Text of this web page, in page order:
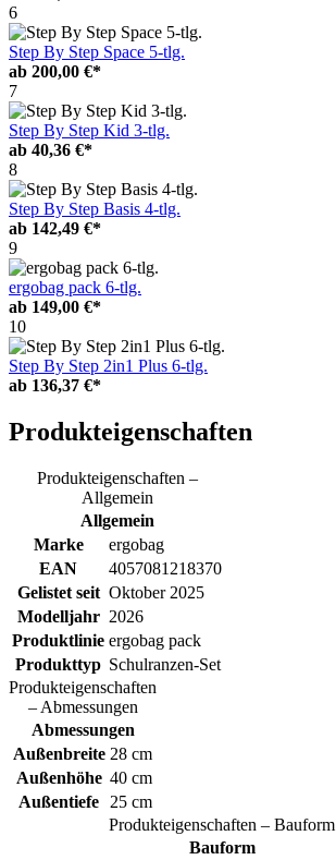
6
Step By Step Space 5-tlg.
ab 200,00 €*
7
Step By Step Kid 3-tlg.
ab 40,36 €*
8
Step By Step Basis 4-tlg.
ab 142,49 €*
9
ergobag pack 6-tlg.
ab 149,00 €*
10
Step By Step 2in1 Plus 6-tlg.
ab 136,37 €*
Produkteigenschaften
Produkteigenschaften –
Allgemein
Allgemein
Marke
ergobag
EAN
4057081218370
Gelistet seit Oktober 2025
Modelljahr 2026
Produktlinie ergobag pack
Produkttyp Schulranzen-Set
Produkteigenschaften
– Abmessungen
Abmessungen
Außenbreite 28 cm
Außenhöhe 40 cm
Außentiefe
25 cm
Produkteigenschaften – Bauform
Bauform